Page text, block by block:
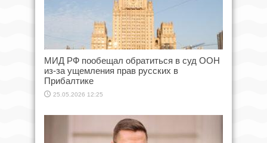
МИД РФ пообещал обратиться в суд ООН
из-за ущемления прав русских в
Прибалтике
25.05.2026 12:25